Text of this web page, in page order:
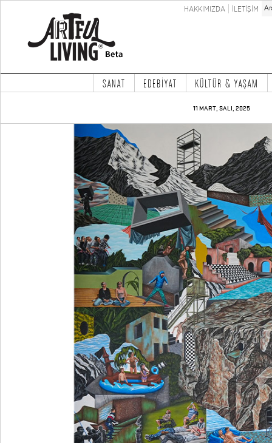
HAKKIMIZDA İLETİŞİM
SANAT EDEBİYAT KÜLTÜR & YAŞAM
11 MART, SALI, 2025